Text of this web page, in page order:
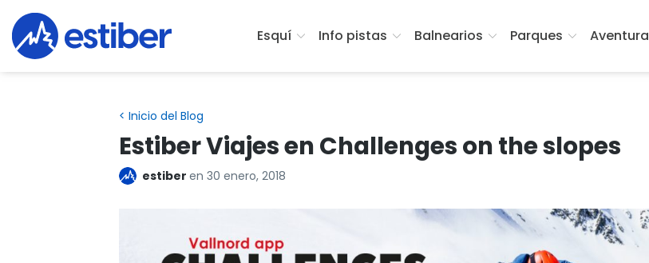
Esquí Info pistas Balnearios Parques Aventura
< Inicio del Blog
Estiber Viajes en Challenges on the slopes
estiberen 30 enero, 2018